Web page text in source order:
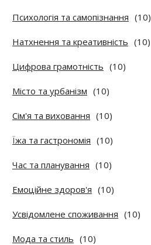
Психологія та самопізнання (10)
Натхнення та креативність (10)
Цифрова грамотність (10)
Місто та урбанізм (10)
Сім'я та виховання (10)
Їжа та гастрономія (10)
Час та планування (10)
Емоційне здоров'я (10)
Усвідомлене споживання (10)
Мода та стиль (10)